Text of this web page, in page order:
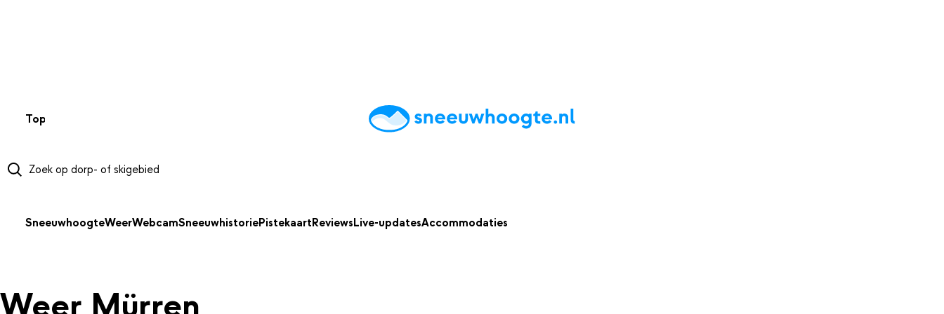
Top 50 AccommodatiesTipsReviewsLive updatesApp
SneeuwhoogteWeerWebcamSneeuwhistoriePistekaartReviewsLive-updatesAccommodaties